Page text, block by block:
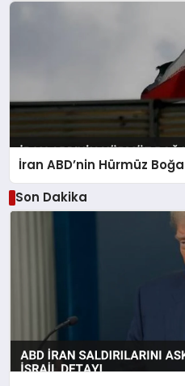
İran ABD’nin Hürmüz
Son Dakika